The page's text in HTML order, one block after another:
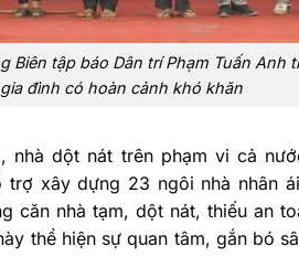
Biên tập báo Dân trí Phạm Tuấn
đình có hoàn cảnh khó khăn
nhà dột nát trên phạm vi cả
xây dựng 23 ngôi nhà nhân
căn nhà tạm, dột nát, thiếu an
thể hiện sự quan tâm, gắn bó